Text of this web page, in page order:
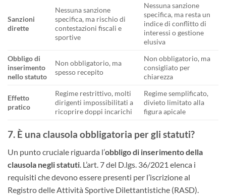
Sanzioni
dirette
Nessuna sanzione
specifica, ma rischio di
contestazioni fiscali e
sportive
Nessuna sanzione
specifica, ma resta un
indice di conflitto di
interessi o gestione
elusiva
Obbligo di
inserimento
nello statuto
Non obbligatorio, ma
spesso recepito
Non obbligatorio, ma
consigliato per
chiarezza
Effetto
pratico
Regime restrittivo, molti
dirigenti impossibilitati a
ricoprire doppi incarichi
Regime semplificato,
divieto limitato alla
figura apicale
7. È una clausola obbligatoria per gli statuti?
Un punto cruciale riguarda l’obbligo di inserimento della
clausola negli statuti . L’art. 7 del D.lgs. 36/2021 elenca i
requisiti che devono essere presenti per l’iscrizione al
Registro delle Attività Sportive Dilettantistiche (RASD).